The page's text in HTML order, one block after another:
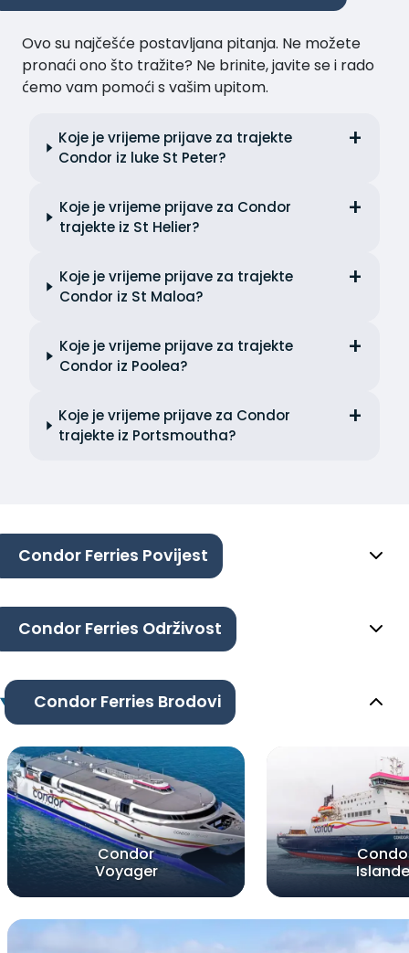
Ovo su najčešće postavljana pitanja. Ne možete
pronaći ono što tražite? Ne brinite, javite se i rado
ćemo vam pomoći s vašim upitom.
Koje je vrijeme prijave za trajekte
Condor iz luke St Peter?
Koje je vrijeme prijave za Condor
trajekte iz St Helier?
Koje je vrijeme prijave za trajekte
Condor iz St Maloa?
Koje je vrijeme prijave za trajekte
Condor iz Poolea?
Koje je vrijeme prijave za Condor
trajekte iz Portsmoutha?
Condor Ferries Povijest
Condor Ferries Održivost
Condor Ferries Brodovi
Condor
Voyager